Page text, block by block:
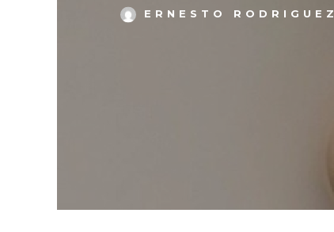
ERNESTO RODRIGUEZ